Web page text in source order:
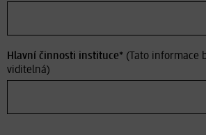
Hlavní činnosti instituce* (Tato informace
viditelná)